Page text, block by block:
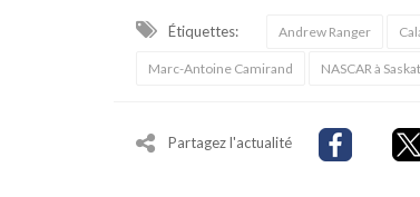
Étiquettes: Andrew Ranger
Marc-Antoine Camirand NASCAR à
Partagez l'actualité